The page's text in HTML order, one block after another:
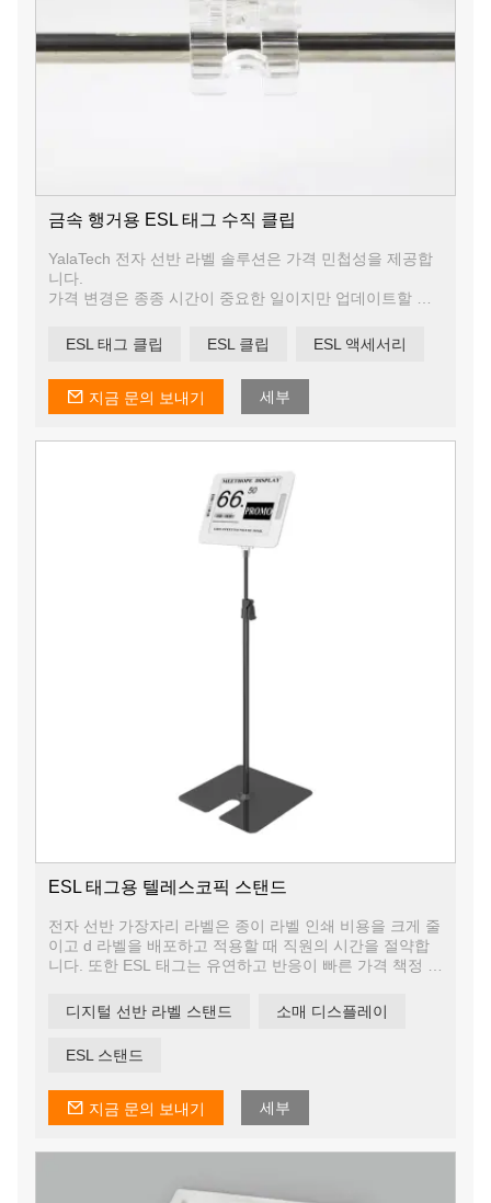
금속 행거용 ESL 태그 수직 클립
YalaTech 전자 선반 라벨 솔루션은 가격 민첩성을 제공합
니다.
가격 변경은 종종 시간이 중요한 일이지만 업데이트할 종
료하는 것이 불가능하지는 않더라도 어려울 수 있습니다.
디지털 가격표를 사용하면 팀에서 단 몇 초 만에 원하는 수
의 제품에 대한 가격과 프로모션을 업데이트할 수 있습니
ESL 태그 클립 ESL 클립 ESL 액세서리
지금 문의 보내기 세부
ESL 태그용 텔레스코픽 스탠드
전자 선반 가장자리 라벨은 종이 라벨 인쇄 비용을 크게 줄
이고 d 라벨을 배포하고 적용할 때 직원의 시간을 절약합
니다. 또한 ESL 태그는 유연하고 반응이 빠른 가격 책정 기
난 잠재력을 제공합니다.
디지털 선반 라벨 스탠드 소매 디스플레이
ESL 스탠드
지금 문의 보내기 세부